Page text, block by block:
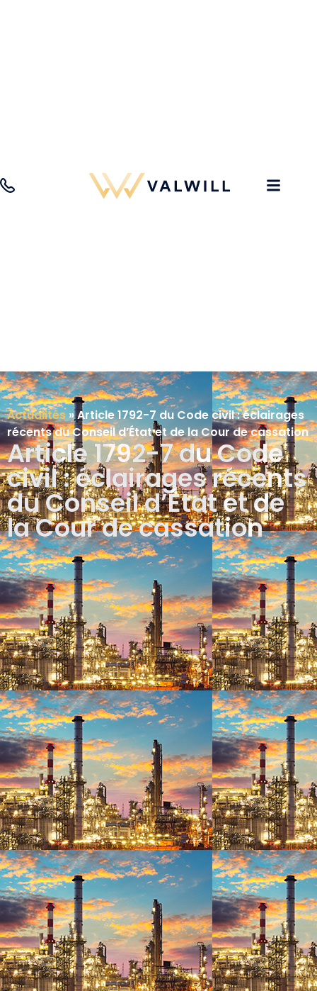
Actualités»Article 1792-7 du Code civil : éclairages
récents du Conseil d’État et de la Cour de cassation
Article 1792-7 du Code
civil : éclairages récents
du Conseil d’État et de
la Cour de cassation